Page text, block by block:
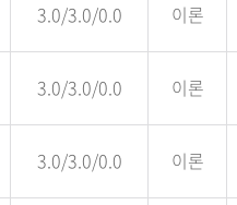
3.0/3.0/0.0 이론
3.0/3.0/0.0 이론
3.0/3.0/0.0 이론